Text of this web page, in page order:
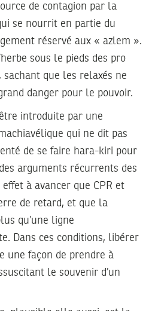
de contagion par la
se nourrit en partie du
réservé aux « azlem ».
sous le pieds des pro
que les relaxés ne
danger pour le pouvoir.
introduite par une
qui ne dit pas
de se faire hara-kiri pour
arguments récurrents des
à avancer que CPR et
de retard, et que la
qu’une ligne
Dans ces conditions, libérer
une façon de prendre à
le souvenir d’un